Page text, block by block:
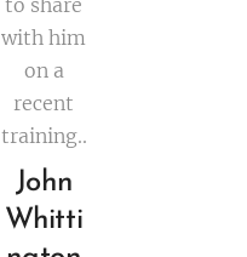
to share
with him
on a
recent
training..
John
Whitti